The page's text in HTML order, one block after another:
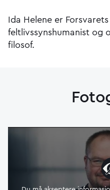
Ida Helene er
feltlivssynshumanist og
filosof.